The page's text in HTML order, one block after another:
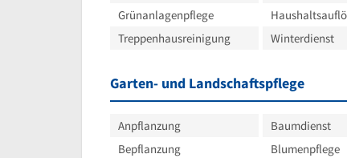
Grünanlagenpflege
Treppenhausreinigung
Winterdienst
Garten- und Landschaftspflege
Anpflanzung Baumdienst
Bepflanzung
Blumenpflege